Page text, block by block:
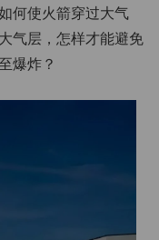
何使火箭穿过大气
气层，怎样才能避免
爆炸？